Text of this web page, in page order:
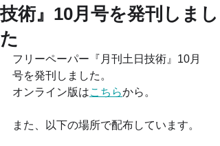
技術』10月号を発刊しまし
た
フリーペーパー『月刊土日技術』10月
号を発刊しました。
オンライン版はこちらから。
また、以下の場所で配布しています。